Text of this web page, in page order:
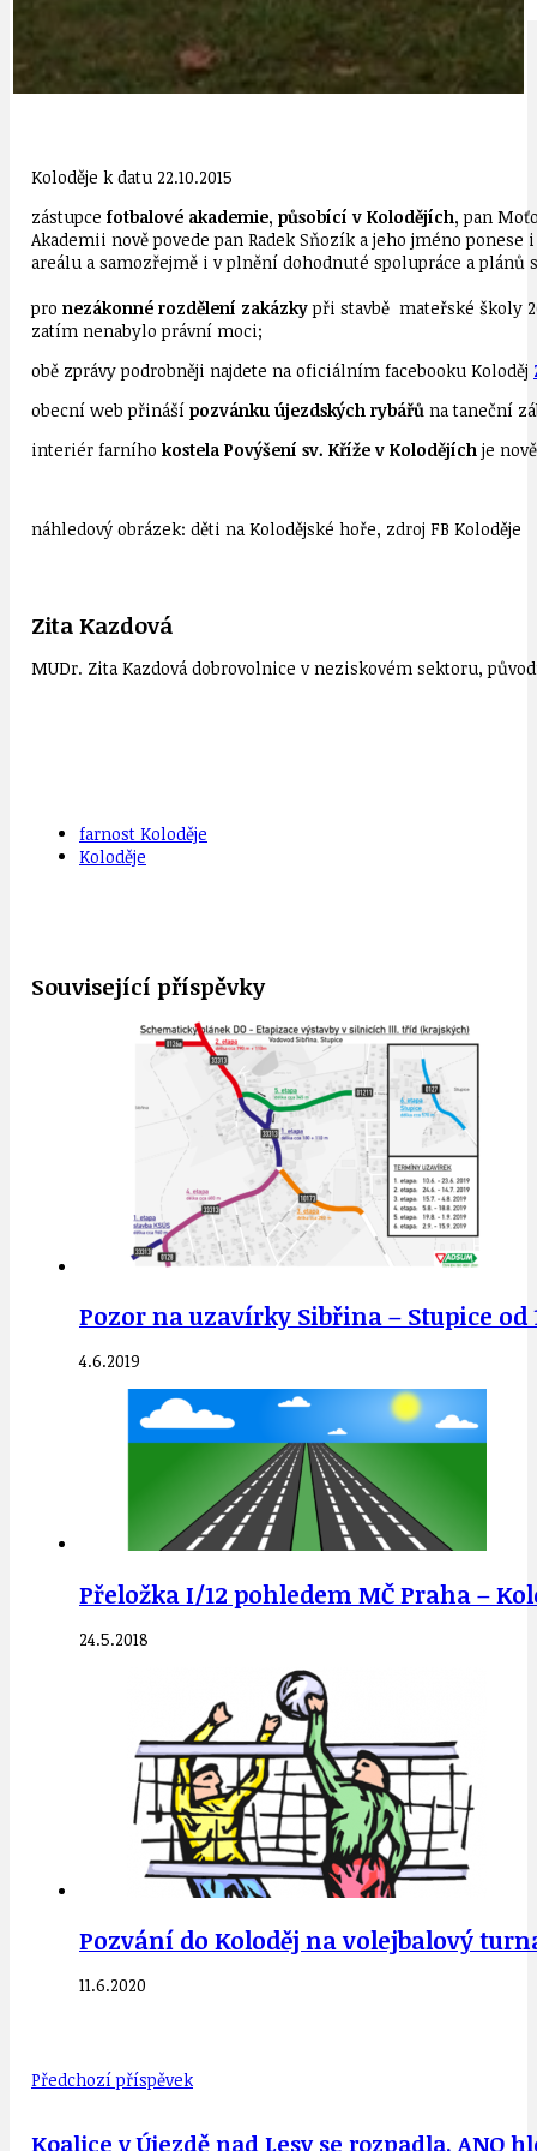
Koloděje k datu 22.10.2015
zástupce fotbalové akademie, působící v Kolodějích, pan
Akademii nově povede pan Radek Sňozík a jeho jméno
areálu a samozřejmě i v plnění dohodnuté spolupráce a plánů
pro nezákonné rozdělení zakázkypři stavbě mateřské školy
zatím nenabylo právní moci;
obě zprávy podrobněji najdete na oficiálním facebooku Koloděj
obecní web přináší pozvánku újezdských rybářů na taneční
interiér farního kostela Povýšení sv. Kříže v Kolodějích je
náhledový obrázek: děti na Kolodějské hoře, zdroj FB Koloděje
Zita Kazdová
MUDr. Zita Kazdová dobrovolnice v neziskovém sektoru,
farnost Koloděje
Koloděje
Související příspěvky
Pozor na uzavírky Sibřina – Stupice od
4.6.2019
Přeložka I/12 pohledem MČ Praha –
24.5.2018
Pozvání do Koloděj na volejbalový
11.6.2020
Předchozí příspěvek
Koalice v Újezdě nad Lesy se rozpadla, ANO